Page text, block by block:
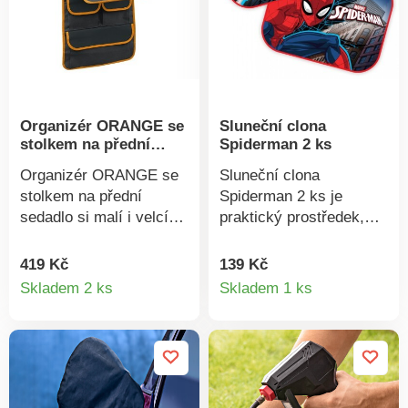
umělé kožešiny
cmCelková délka 19 cm
Organizér ORANGE se
stolkem na přední
Organizér ORANGE se
stolkem na přední
sedadlo si malí i velcí
vybavený 3 kapsami se
zavíráním na suchý zip,
sklonem pomocí
popruhů. Stolek zajišťuje
před nežádoucím
419 Kč
Skladem 2 ks
Sluneční clona
Spiderman 2 ks
Sluneční clona
Spiderman 2 ks je
praktický prostředek,
paprsků do auta. Jsou
určené pro boční nebo
přísavek.Rozměry: 44 x
35 cm každá
clona.Sluneční clona
139 Kč
Skladem 1 ks